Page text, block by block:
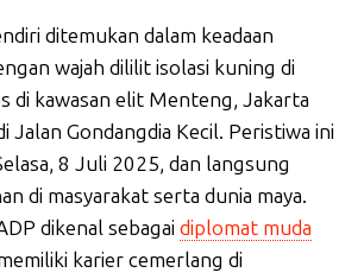
ditemukan dalam keadaan
wajah dililit isolasi kuning di
di kawasan elit Menteng, Jakarta
Jalan Gondangdia Kecil. Peristiwa ini
8 Juli 2025, dan langsung
di masyarakat serta dunia maya.
dikenal sebagai diplomat muda
karier cemerlang di